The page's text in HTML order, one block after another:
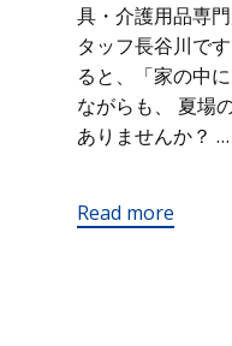
具・介護用品専
タッフ長谷川で
ると、「家の中
ながらも、 夏場
ありませんか？ …
Read more